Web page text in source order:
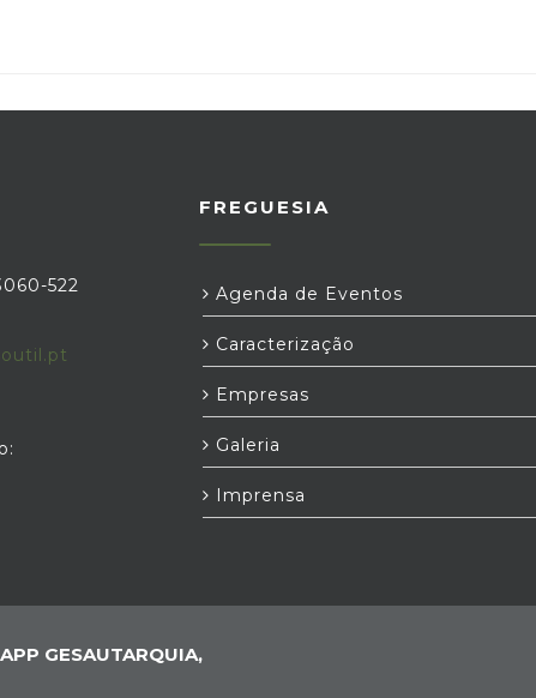
522
FREGUESIA
Agenda de Eventos
Caracterização
Empresas
Galeria
Imprensa
GESAUTARQUIA,